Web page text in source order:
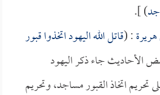
) ].
: (قاتل الله اليهود اتخذوا قبور
الأحاديث جاء ذكر اليهود
اتخاذ القبور مساجد، وتحريم